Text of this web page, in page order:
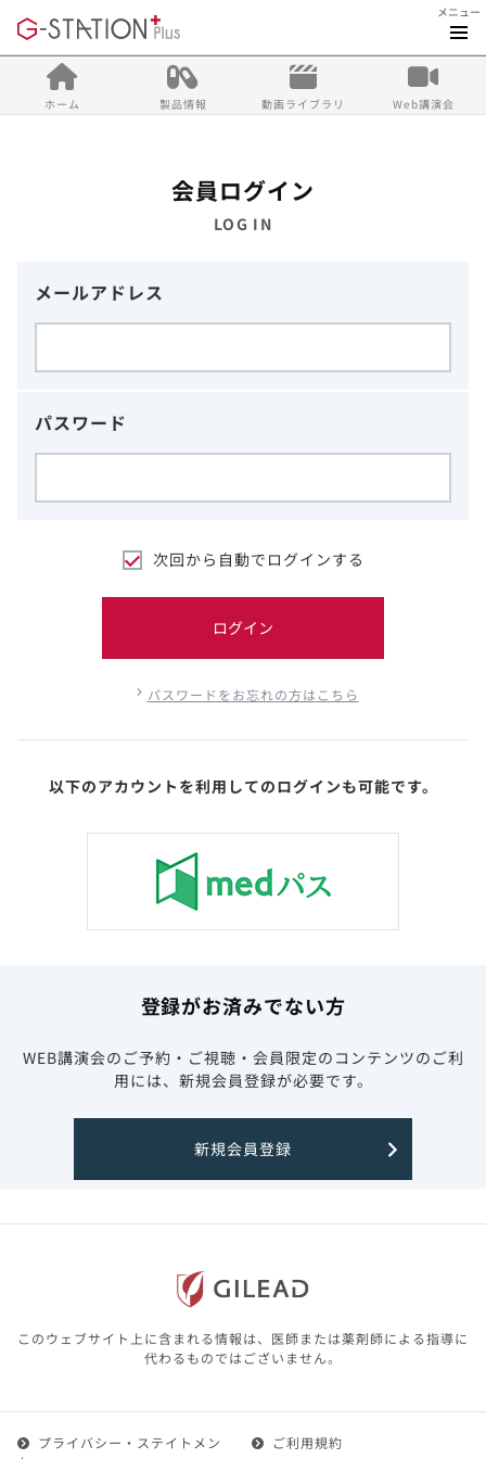
メニュー
ホーム 製品情報 動画ライブラリ Web講演会
会員ログイン
LOG IN
メールアドレス
パスワード
次回から自動でログインする
ログイン
パスワードをお忘れの方はこちら
以下のアカウントを利用してのログインも可能です。
登録がお済みでない方
WEB講演会のご予約・ご視聴・会員限定のコンテンツのご利
用には、新規会員登録が必要です。
新規会員登録
このウェブサイト上に含まれる情報は、医師または薬剤師による指導に
代わるものではございません。
プライバシー・ステイトメン
ご利用規約